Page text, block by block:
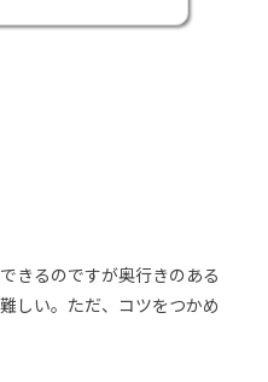
きるのですが奥行きのある
しい。ただ、コツをつかめ